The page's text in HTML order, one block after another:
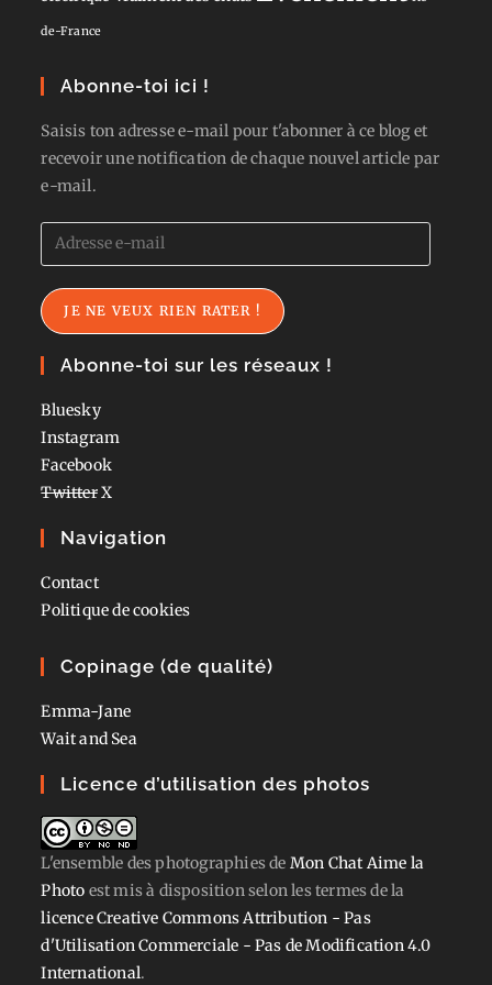
de-France
Abonne-toi ici !
Saisis ton adresse e-mail pour t'abonner à ce blog et
recevoir une notification de chaque nouvel article par
e-mail.
Adresse
e-
mail
JE NE VEUX RIEN RATER !
Abonne-toi sur les réseaux !
Bluesky
Instagram
Facebook
TwitterX
Navigation
Contact
Politique de cookies
Copinage (de qualité)
Emma-Jane
Wait and Sea
Licence d’utilisation des photos
L'ensemble des photographiesde Mon Chat Aime la
Photo est mis à disposition selon les termes de la
licence Creative Commons Attribution - Pas
d'Utilisation Commerciale - Pas de Modification 4.0
International.